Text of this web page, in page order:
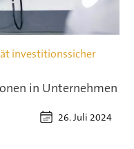
investitionssicher
in Unternehmen
26. Juli 2024